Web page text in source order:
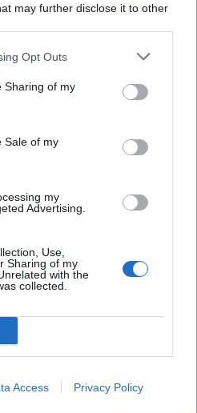
may further disclose it to other
Opt Outs
Sharing of my
Sale of my
my
Advertising.
Use,
Sharing of my
with the
collected.
Access Privacy Policy
να
με
Live